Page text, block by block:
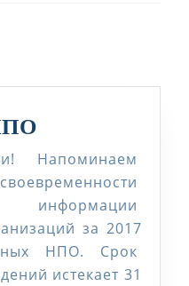
данных
НПО
Напоминаем
информации
за 2017
НПО. Срок
истекает 31